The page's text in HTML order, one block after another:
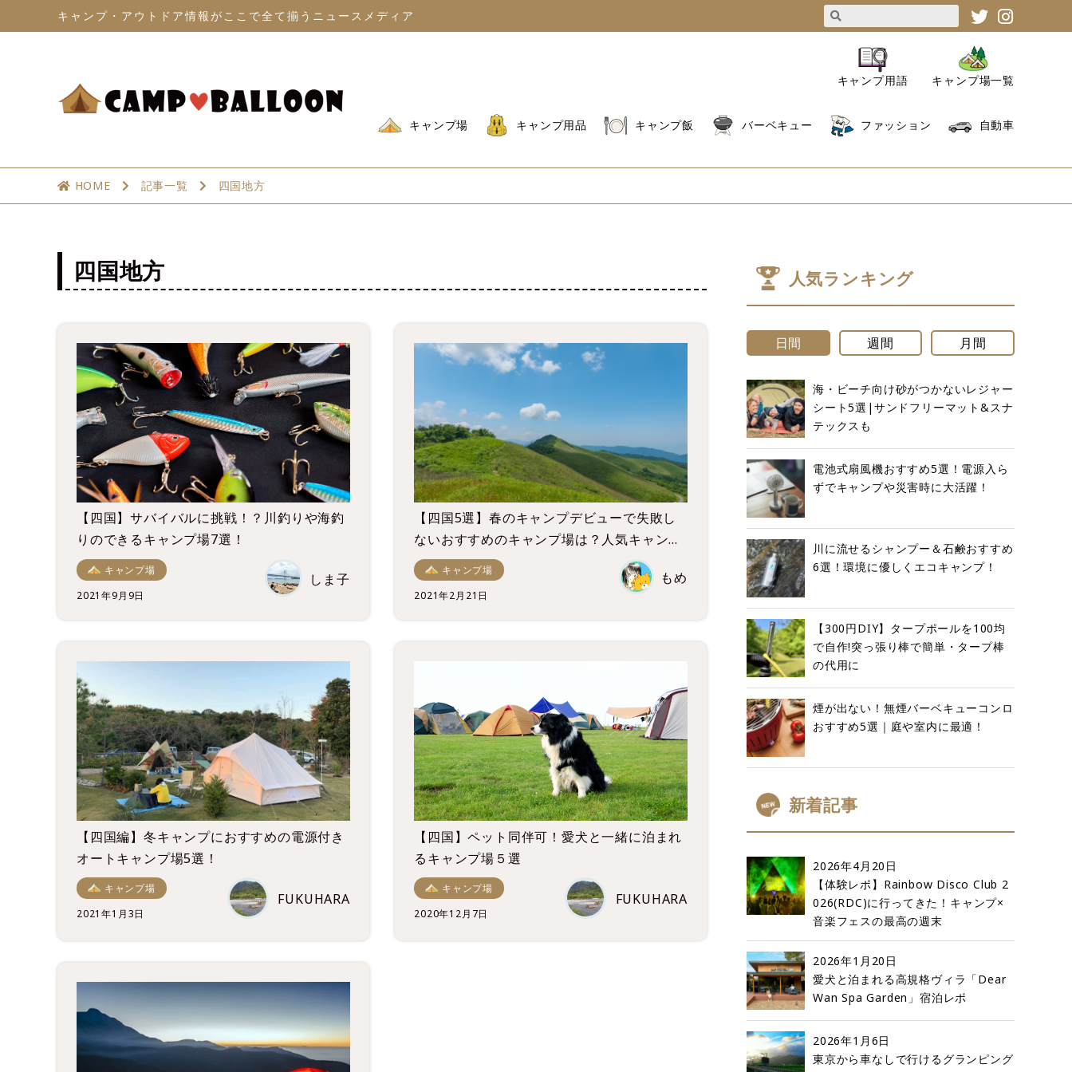
キャンプ・アウトドア情報がここで全て揃うニュースメディア
キャンプ用語 キャンプ場一覧
キャンプ場 キャンプ用品 キャンプ飯 バーベキュー ファッション 自動車
HOME 記事一覧 四国地方
四国地方
【四国】サバイバルに挑戦！？川釣りや海釣
りのできるキャンプ場7選！
キャンプ場
2021年9月9日
しま子
【四国5選】春のキャンプデビューで失敗し
ないおすすめのキャンプ場は？人気キャンプ
場を一挙紹介！
キャンプ場
2021年2月21日
もめ
【四国編】冬キャンプにおすすめの電源付き
オートキャンプ場5選！
キャンプ場
2021年1月3日
FUKUHARA
【四国】ペット同伴可！愛犬と一緒に泊まれ
るキャンプ場５選
キャンプ場
2020年12月7日
FUKUHARA
人気ランキング
日間 週間 月間
海・ビーチ向け砂がつかないレジャー
シート5選|サンドフリーマット&スナ
テックスも
電池式扇風機おすすめ5選！電源入ら
ずでキャンプや災害時に大活躍！
川に流せるシャンプー＆石鹸おすすめ
6選！環境に優しくエコキャンプ！
【300円DIY】タープポールを100均
で自作!突っ張り棒で簡単・タープ棒
の代用に
煙が出ない！無煙バーベキューコンロ
おすすめ5選｜庭や室内に最適！
新着記事
2026年4月20日
【体験レポ】Rainbow Disco Club 2
026(RDC)に行ってきた！キャンプ×
音楽フェスの最高の週末
2026年1月20日
愛犬と泊まれる高規格ヴィラ「Dear
Wan Spa Garden」宿泊レポ
2026年1月6日
東京から車なしで行けるグランピング